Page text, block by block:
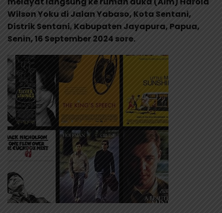
Wilson Yoku di Jalan Yabaso, Kota Sentani,
Distrik Sentani, Kabupaten Jayapura, Papua,
Senin, 16 September 2024 sore.